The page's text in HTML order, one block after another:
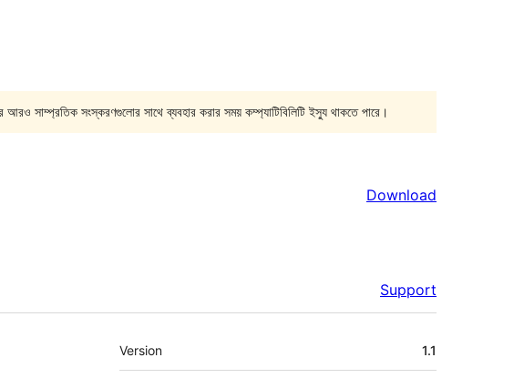
আরও সাম্প্রতিক সংস্করণগুলোর সাথে ব্যবহার করার সময় কম্প্যাটিবিলিটি ইস্যু থাকতে পারে।
Download
Support
মেটা
Version 1.1